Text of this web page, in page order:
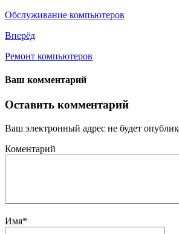
Обслуживание компьютеров
Вперёд
Ремонт компьютеров
Ваш комментарий
Оставить комментарий
Ваш электронный адрес не будет
Коментарий
Имя*